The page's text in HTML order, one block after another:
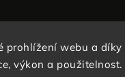
prohlížení webu a díky
výkon a použitelnost.